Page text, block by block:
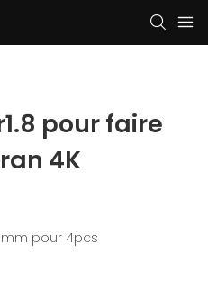
pour faire
4K
mm pour 4pcs